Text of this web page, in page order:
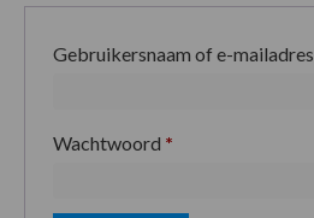
Gebruikersnaam of e-mailadres
Wachtwoord *